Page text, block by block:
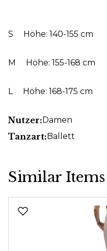
S Höhe: 140-155 cm
M Höhe: 155-168 cm
L Höhe: 168-175 cm
Nutzer:Damen
Tanzart:Ballett
Similar Items